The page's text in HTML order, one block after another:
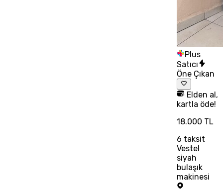
Plus
Satıcı
Öne Çıkan
Elden al,
kartla öde!
18.000 TL
6 taksit
Vestel
siyah
bulaşık
makinesi